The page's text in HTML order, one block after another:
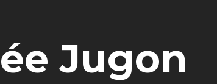
Jugon